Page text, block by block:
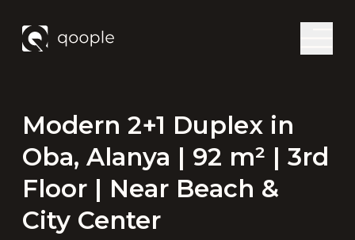
Modern 2+1 Duplex in
Oba, Alanya | 92 m² | 3rd
Floor | Near Beach &
City Center